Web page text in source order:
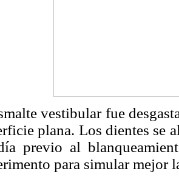
vestibular fue
plana. Los dientes se
previo al
para simular mejor